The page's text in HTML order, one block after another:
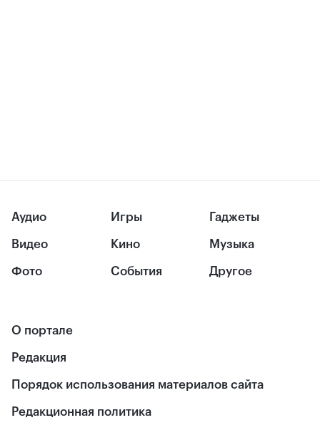
Аудио
Видео
Фото
Игры
Кино
События
Гаджеты
Музыка
Другое
О портале
Редакция
Порядок использования материалов сайта
Редакционная политика